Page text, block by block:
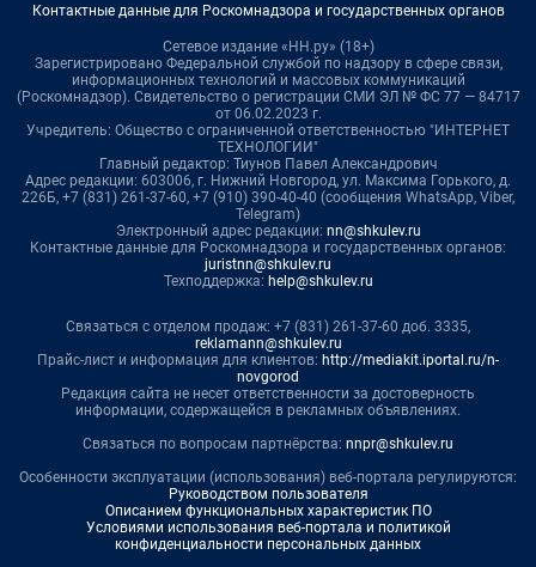
Контактные данные для Роскомнадзора и государственных органов
Сетевое издание «НН.ру» (18+)
Зарегистрировано Федеральной службой по надзору в сфере связи,
информационных технологий и массовых коммуникаций
(Роскомнадзор). Свидетельство о регистрации СМИ ЭЛ № ФС 77 — 84717
от 06.02.2023 г.
Учредитель: Общество с ограниченной ответственностью "ИНТЕРНЕТ
ТЕХНОЛОГИИ"
Главный редактор: Тиунов Павел Александрович
Адрес редакции: 603006, г. Нижний Новгород, ул. Максима Горького, д.
226Б, +7 (831) 261-37-60, +7 (910) 390-40-40 (сообщения WhatsApp, Viber,
Telegram)
Электронный адрес редакции: nn@shkulev.ru
Контактные данные для Роскомнадзора и государственных органов:
juristnn@shkulev.ru
Техподдержка: help@shkulev.ru
Связаться с отделом продаж: +7 (831) 261-37-60 доб. 3335,
reklamann@shkulev.ru
Прайс-лист и информация для клиентов: http://mediakit.iportal.ru/n-
novgorod
Редакция сайта не несет ответственности за достоверность
информации, содержащейся в рекламных объявлениях.
Связаться по вопросам партнёрства: nnpr@shkulev.ru
Особенности эксплуатации (использования) веб-портала регулируются:
Руководством пользователя
Описанием функциональных характеристик ПО
Условиями использования веб-портала и политикой
конфиденциальности персональных данных